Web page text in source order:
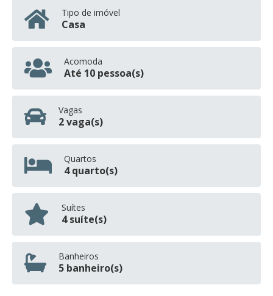
Tipo de imóvel
Casa
Acomoda
Até 10 pessoa(s)
Vagas
2 vaga(s)
Quartos
4 quarto(s)
Suítes
4 suíte(s)
Banheiros
5 banheiro(s)